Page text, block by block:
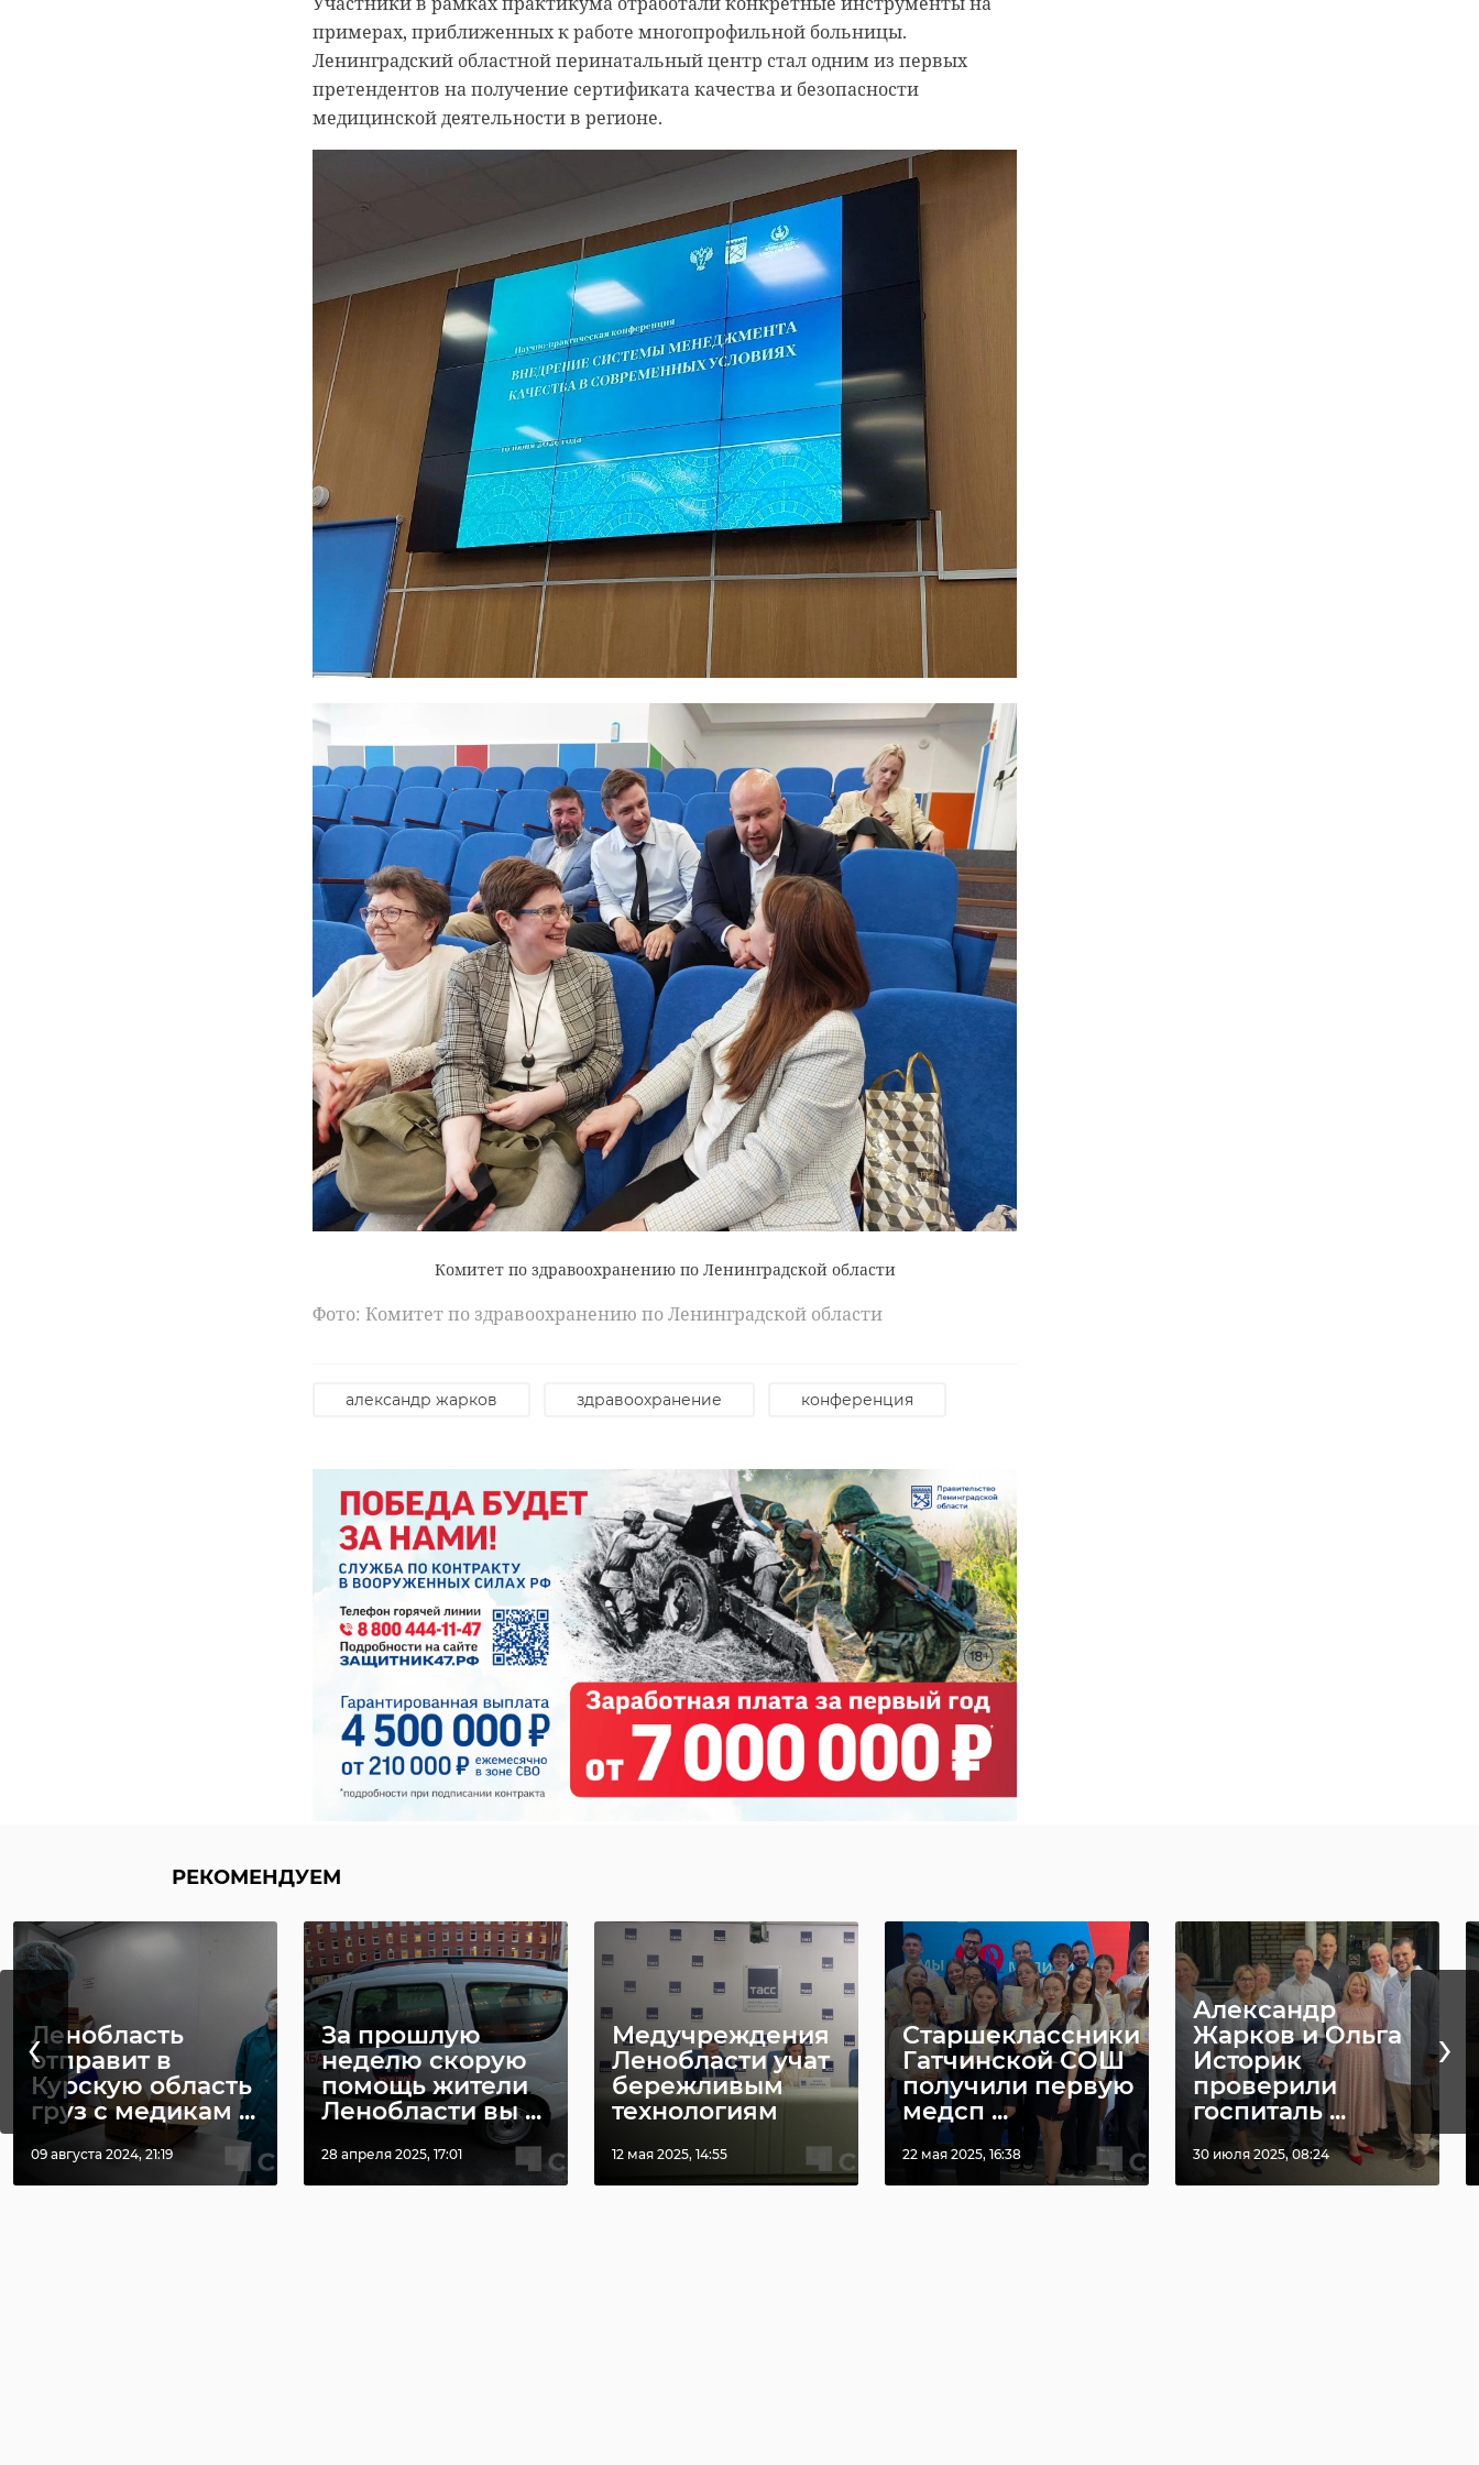
примерах, приближенных к работе многопрофильной больницы.
Ленинградский областной перинатальный центр стал одним из первых
претендентов на получение сертификата качества и безопасности
медицинской деятельности в регионе.
Комитет по здравоохранению по Ленинградской области
Фото: Комитет по здравоохранению по Ленинградской области
александр жарков здравоохранение конференция
РЕКОМЕНДУЕМ
Ленобласть
отправит в
Курскую область
груз с медикам ...
09 августа 2024, 21:19
За прошлую
неделю скорую
помощь жители
Ленобласти вы ...
28 апреля 2025, 17:01
Медучреждения
Ленобласти учат
бережливым
технологиям
12 мая 2025, 14:55
Старшеклассники
Гатчинской СОШ
получили первую
медсп ...
22 мая 2025, 16:38
Александр
Жарков и Ольга
Историк
проверили
госпиталь ...
30 июля 2025, 08:24
‹ ›
РЕКОМЕНДУЕМ
В Горелово
появится
комплекс по
выпуску
медоборудова ...
01 октября 2020, 13:06
Под здание
будущего отеля в
Лодейном Поле
выделили у ...
27 мая 2021, 13:13
В Ленобласти
будут
производить
сырье для
различных в ...
04 июня 2021, 07:14